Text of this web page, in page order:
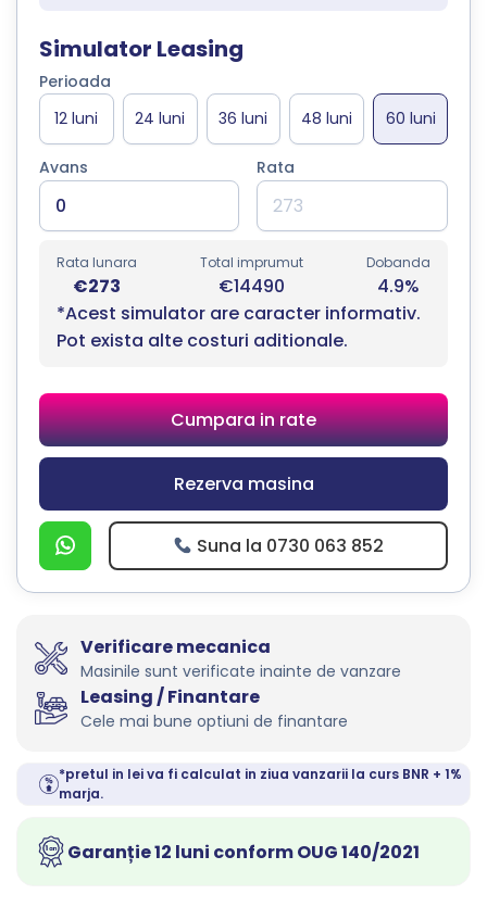
Simulator Leasing
Perioada
Avans Rata
Rata lunara
€273
Total imprumut
€14490
Dobanda
4.9%
*Acest simulator are caracter informativ.
Pot exista alte costuri aditionale.
Cumpara in rate
Rezerva masina
Suna la 0730 063 852
Verificare mecanica
Masinile sunt verificate inainte de vanzare
Leasing / Finantare
Cele mai bune optiuni de finantare
*pretul in lei va fi calculat in ziua vanzarii la curs BNR + 1%
marja.
Garanție 12 luni conform OUG 140/2021